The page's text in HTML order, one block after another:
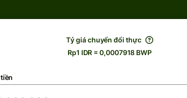
Tỷ giá chuyển đổi thực
Rp1 IDR = 0,0007918 BWP